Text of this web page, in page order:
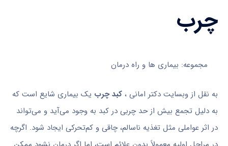
چرب
مجموعه: بیماری ها و راه درمان
به نقل از وبسایت دکتر امانی ، کبد چرب یک بیماری شایع است که
به دلیل تجمع بیش از حد چربی در کبد به وجود می‌آید و می‌تواند
در اثر عواملی مثل تغذیه ناسالم، چاقی و کم‌تحرکی ایجاد شود. اگرچه